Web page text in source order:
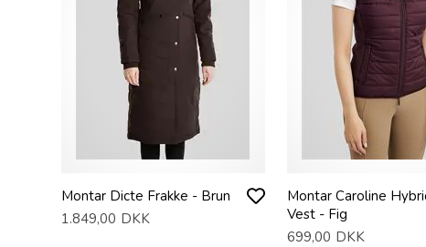
Montar Dicte Frakke - Brun
1.849,00 DKK
Montar Caroline
Vest - Fig
699,00 DKK